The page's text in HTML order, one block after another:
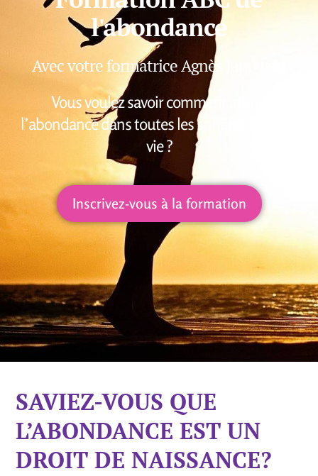
l'abondance
Avec votre formatrice Agnès Janowski
Vous voulez savoir comment attirer
l’abondance dans toutes les sphères de votre
vie ?
Inscrivez-vous à la formation
SAVIEZ-VOUS QUE
L’ABONDANCE EST UN
DROIT DE NAISSANCE?